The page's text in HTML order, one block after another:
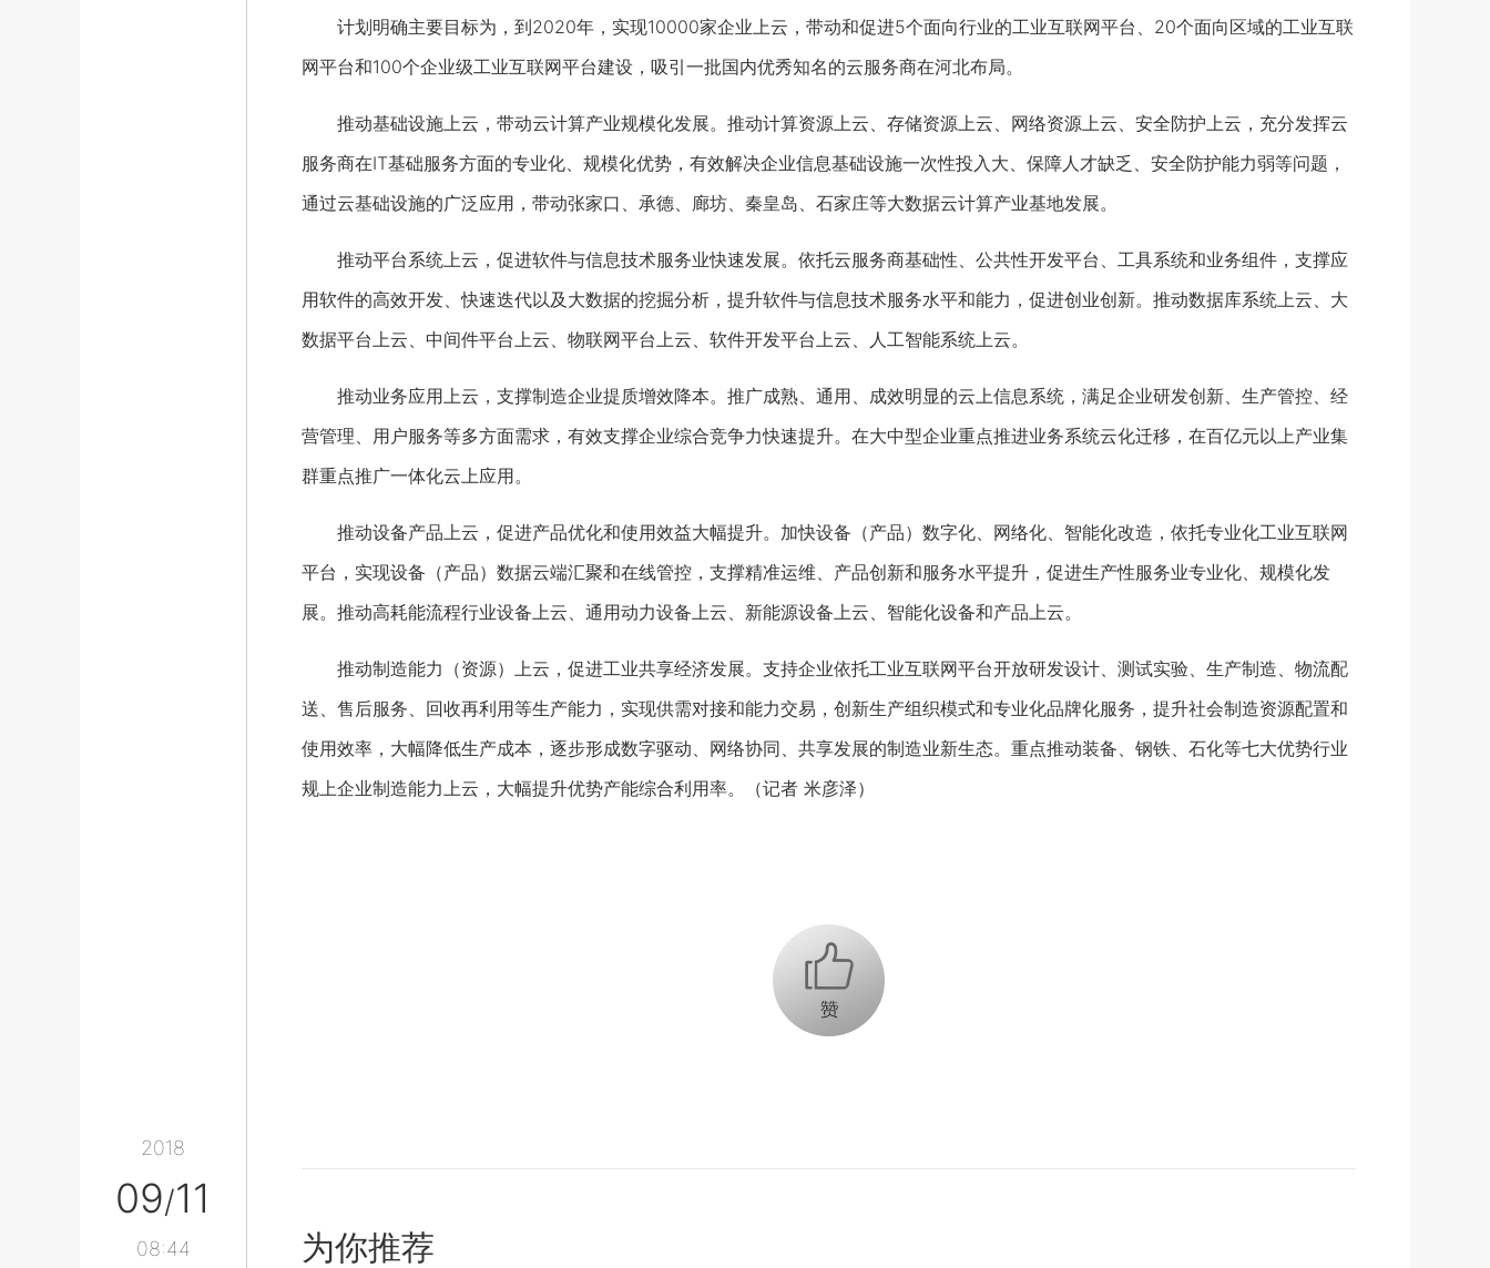
2018
09/11
08:44
计划明确主要目标为，到2020年，实现10000家企业上云，带动和促进5个面向行业的工业互联网平台、20个面向区域的工业互联
网平台和100个企业级工业互联网平台建设，吸引一批国内优秀知名的云服务商在河北布局。
推动基础设施上云，带动云计算产业规模化发展。推动计算资源上云、存储资源上云、网络资源上云、安全防护上云，充分发挥云
服务商在IT基础服务方面的专业化、规模化优势，有效解决企业信息基础设施一次性投入大、保障人才缺乏、安全防护能力弱等问题，
通过云基础设施的广泛应用，带动张家口、承德、廊坊、秦皇岛、石家庄等大数据云计算产业基地发展。
推动平台系统上云，促进软件与信息技术服务业快速发展。依托云服务商基础性、公共性开发平台、工具系统和业务组件，支撑应
用软件的高效开发、快速迭代以及大数据的挖掘分析，提升软件与信息技术服务水平和能力，促进创业创新。推动数据库系统上云、大
数据平台上云、中间件平台上云、物联网平台上云、软件开发平台上云、人工智能系统上云。
推动业务应用上云，支撑制造企业提质增效降本。推广成熟、通用、成效明显的云上信息系统，满足企业研发创新、生产管控、经
营管理、用户服务等多方面需求，有效支撑企业综合竞争力快速提升。在大中型企业重点推进业务系统云化迁移，在百亿元以上产业集
群重点推广一体化云上应用。
推动设备产品上云，促进产品优化和使用效益大幅提升。加快设备（产品）数字化、网络化、智能化改造，依托专业化工业互联网
平台，实现设备（产品）数据云端汇聚和在线管控，支撑精准运维、产品创新和服务水平提升，促进生产性服务业专业化、规模化发
展。推动高耗能流程行业设备上云、通用动力设备上云、新能源设备上云、智能化设备和产品上云。
推动制造能力（资源）上云，促进工业共享经济发展。支持企业依托工业互联网平台开放研发设计、测试实验、生产制造、物流配
送、售后服务、回收再利用等生产能力，实现供需对接和能力交易，创新生产组织模式和专业化品牌化服务，提升社会制造资源配置和
使用效率，大幅降低生产成本，逐步形成数字驱动、网络协同、共享发展的制造业新生态。重点推动装备、钢铁、石化等七大优势行业
规上企业制造能力上云，大幅提升优势产能综合利用率。（记者 米彦泽）
+1
为你推荐